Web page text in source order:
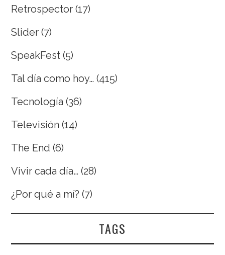
Retrospector (17)
Slider (7)
SpeakFest (5)
Tal día como hoy… (415)
Tecnología (36)
Televisión (14)
The End (6)
Vivir cada día… (28)
¿Por qué a mí? (7)
TAGS